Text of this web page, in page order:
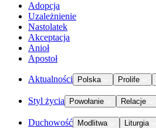
Adopcja
Uzależnienie
Nastolatek
Akceptacja
Anioł
Apostoł
Aktualności Polska Prolife
Styl życia Powołanie Relacje
Duchowość Modlitwa Liturgia